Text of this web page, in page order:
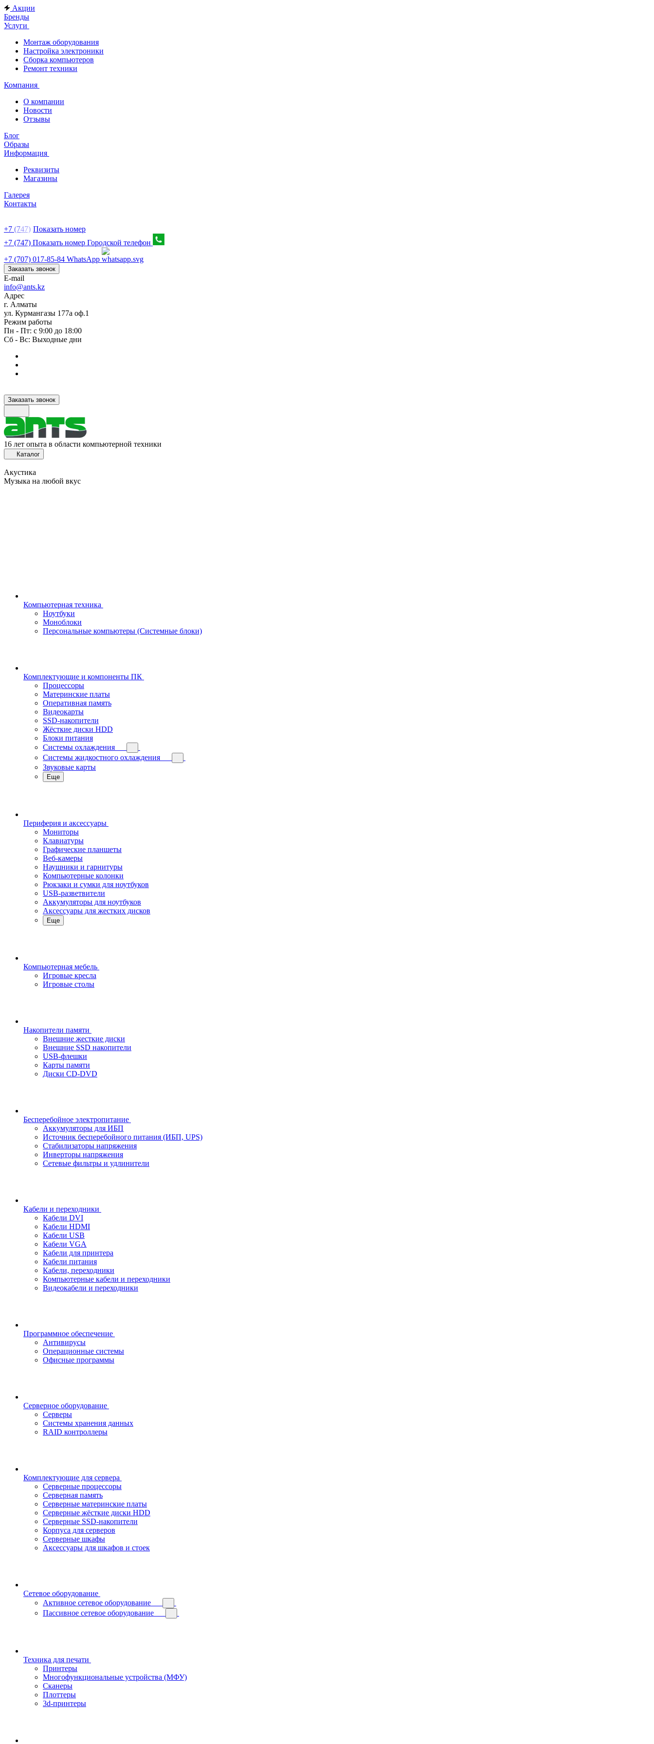
Акции
Бренды
Услуги
Монтаж оборудования
Настройка электроники
Сборка компьютеров
Ремонт техники
Компания
О компании
Новости
Отзывы
Блог
Образы
Информация
Реквизиты
Магазины
Галерея
Контакты
+7 (747) Показать номер
+7 (747) Показать номер Городской телефон
+7 (707) 017-85-84 WhatsApp
Заказать звонок
E-mail
info@ants.kz
Адрес
г. Алматы
ул. Курмангазы 177а оф.1
Режим работы
Пн - Пт: с 9:00 до 18:00
Сб - Вс: Выходные дни
Заказать звонок
16 лет опыта в области компьютерной техники
Каталог
Акустика
Музыка на любой вкус
Компьютерная техника
Ноутбуки
Моноблоки
Персональные компьютеры (Системные блоки)
Комплектующие и компоненты ПК
Процессоры
Материнские платы
Оперативная память
Видеокарты
SSD-накопители
Жёсткие диски HDD
Блоки питания
Системы охлаждения
Системы жидкостного охлаждения
Звуковые карты
Еще
Периферия и аксессуары
Мониторы
Клавиатуры
Графические планшеты
Веб-камеры
Наушники и гарнитуры
Компьютерные колонки
Рюкзаки и сумки для ноутбуков
USB-разветвители
Аккумуляторы для ноутбуков
Аксессуары для жестких дисков
Еще
Компьютерная мебель
Игровые кресла
Игровые столы
Накопители памяти
Внешние жесткие диски
Внешние SSD накопители
USB-флешки
Карты памяти
Диски CD-DVD
Бесперебойное электропитание
Аккумуляторы для ИБП
Источник бесперебойного питания (ИБП, UPS)
Стабилизаторы напряжения
Инверторы напряжения
Сетевые фильтры и удлинители
Кабели и переходники
Кабели DVI
Кабели HDMI
Кабели USB
Кабели VGA
Кабели для принтера
Кабели питания
Кабели, переходники
Компьютерные кабели и переходники
Видеокабели и переходники
Программное обеспечение
Антивирусы
Операционные системы
Офисные программы
Серверное оборудование
Серверы
Системы хранения данных
RAID контроллеры
Комплектующие для сервера
Серверные процессоры
Серверная память
Серверные материнские платы
Серверные жёсткие диски HDD
Серверные SSD-накопители
Корпуса для серверов
Серверные шкафы
Аксессуары для шкафов и стоек
Сетевое оборудование
Активное сетевое оборудование
Пассивное сетевое оборудование
Техника для печати
Принтеры
Многофункциональные устройства (МФУ)
Сканеры
Плоттеры
3d-принтеры